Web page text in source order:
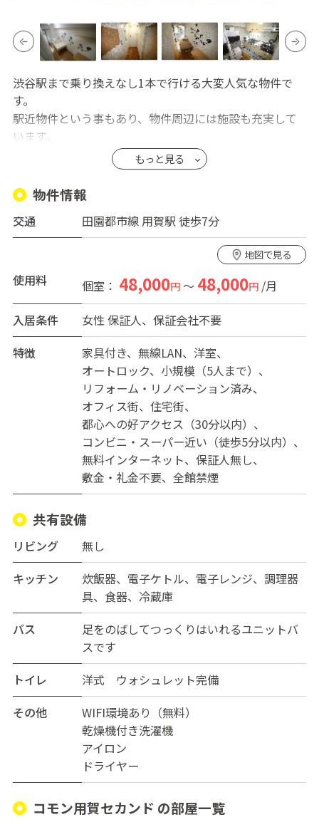
渋谷駅まで乗り換えなし1本で行ける大変人気な物件で
す。
駅近物件という事もあり、物件周辺には施設も充実して
います。
また、マンションタイプのシェアハウスですのでオート
ロック完備でセキュリティーも安心です。
もっと見る
物件情報
交通 田園都市線 用賀駅 徒歩7分
地図で見る
使用料 個室： 48,000円～ 48,000円/月
入居条件
女性保証人、保証会社不要
特徴
家具付き 無線LAN
洋室
オートロック
小規模（5人まで）
リフォーム・リノベーション済み
オフィス街
住宅街
都心への好アクセス（30分以内）
コンビニ・スーパー近い（徒歩5分以内）
無料インターネット
保証人無し
敷金・礼金不要
全館禁煙
共有設備
リビング
無し
キッチン
炊飯器、電子ケトル、電子レンジ、調理器
具、食器、冷蔵庫
バス
足をのばしてつっくりはいれるユニットバ
スです
トイレ
洋式 ウォシュレット完備
その他
WIFI環境あり（無料）
乾燥機付き洗濯機
アイロン
ドライヤー
コモン用賀セカンド の部屋一覧